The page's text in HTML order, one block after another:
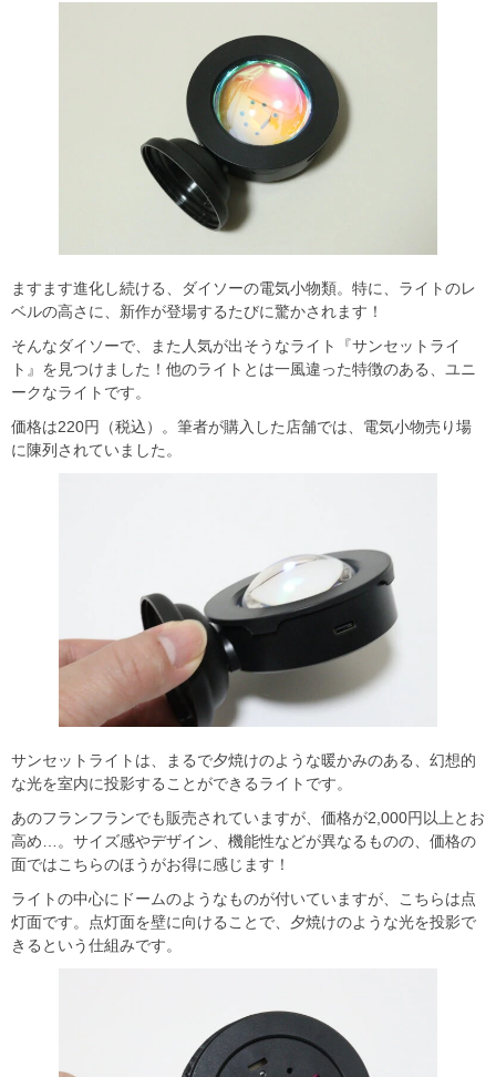
ますます進化し続ける、ダイソーの電気小物類。特に、ライトのレ
ベルの高さに、新作が登場するたびに驚かされます！
そんなダイソーで、また人気が出そうなライト『サンセットライ
ト』を見つけました！他のライトとは一風違った特徴のある、ユニ
ークなライトです。
価格は220円（税込）。筆者が購入した店舗では、電気小物売り場
に陳列されていました。
サンセットライトは、まるで夕焼けのような暖かみのある、幻想的
な光を室内に投影することができるライトです。
あのフランフランでも販売されていますが、価格が2,000円以上とお
高め…。サイズ感やデザイン、機能性などが異なるものの、価格の
面ではこちらのほうがお得に感じます！
ライトの中心にドームのようなものが付いていますが、こちらは点
灯面です。点灯面を壁に向けることで、夕焼けのような光を投影で
きるという仕組みです。